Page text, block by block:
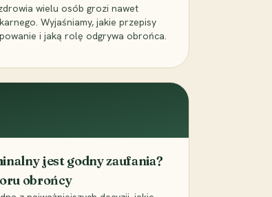
wielu osób grozi nawet
Wyjaśniamy, jakie przepisy
i jaką rolę odgrywa obrońca.
jest godny zaufania?
obrońcy